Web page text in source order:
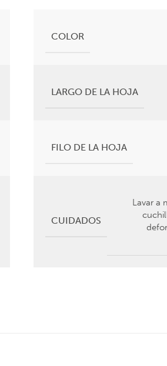
COLOR
LARGO DE LA HOJA
FILO DE LA HOJA
CUIDADOS
Lavar a